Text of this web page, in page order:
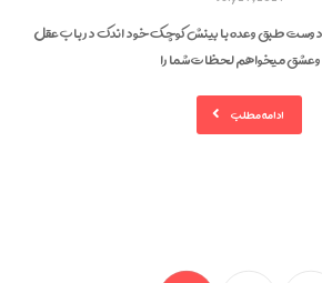
طبق وعده با بینش کوچک خود اندک در باب عقل
ادامه مطلب